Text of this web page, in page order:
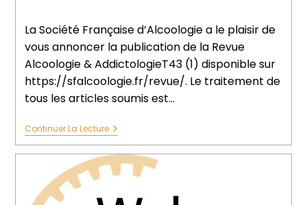
La Société Française d’Alcoologie a le plaisir de
vous annoncer la publication de la Revue
Alcoologie & AddictologieT43 (1) disponible sur
https://sfalcoologie.fr/revue/. Le traitement de
tous les articles soumis est…
Continuer La Lecture